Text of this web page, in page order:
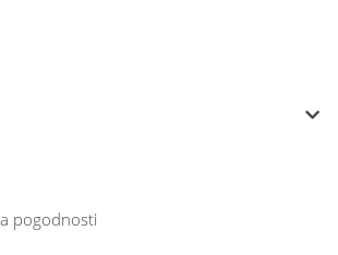
pogodnosti